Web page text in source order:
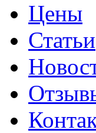
Цены
Статьи